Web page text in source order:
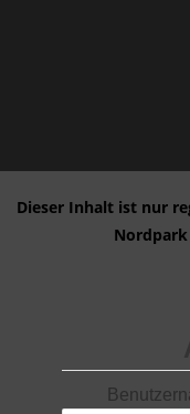
Dieser Inhalt ist nur
Nordpark